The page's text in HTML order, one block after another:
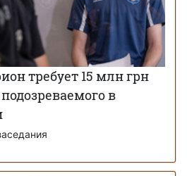
требует 15 млн грн
в